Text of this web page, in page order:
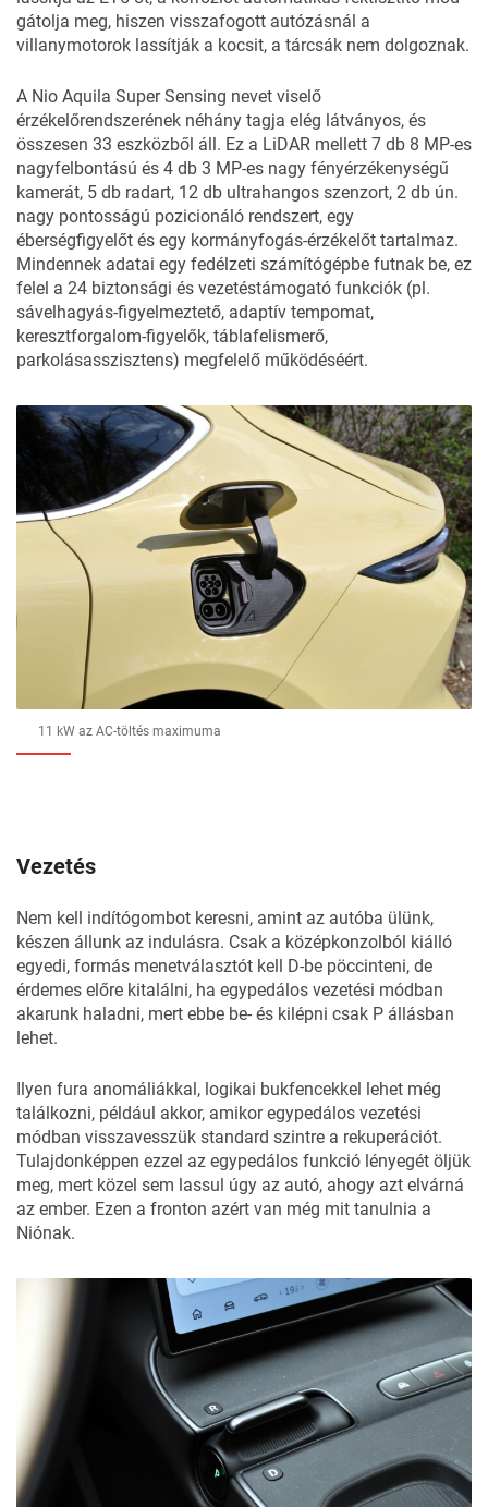
gátolja meg, hiszen visszafogott autózásnál a
villanymotorok lassítják a kocsit, a tárcsák nem dolgoznak.
A Nio Aquila Super Sensing nevet viselő
érzékelőrendszerének néhány tagja elég látványos, és
összesen 33 eszközből áll. Ez a LiDAR mellett 7 db 8 MP-es
nagyfelbontású és 4 db 3 MP-es nagy fényérzékenységű
kamerát, 5 db radart, 12 db ultrahangos szenzort, 2 db ún.
nagy pontosságú pozicionáló rendszert, egy
éberségfigyelőt és egy kormányfogás-érzékelőt tartalmaz.
Mindennek adatai egy fedélzeti számítógépbe futnak be, ez
felel a 24 biztonsági és vezetéstámogató funkciók (pl.
sávelhagyás-figyelmeztető, adaptív tempomat,
keresztforgalom-figyelők, táblafelismerő,
parkolásasszisztens) megfelelő működéséért.
11 kW az AC-töltés maximuma
Vezetés
Nem kell indítógombot keresni, amint az autóba ülünk,
készen állunk az indulásra. Csak a középkonzolból kiálló
egyedi, formás menetválasztót kell D-be pöccinteni, de
érdemes előre kitalálni, ha egypedálos vezetési módban
akarunk haladni, mert ebbe be- és kilépni csak P állásban
lehet.
Ilyen fura anomáliákkal, logikai bukfencekkel lehet még
találkozni, például akkor, amikor egypedálos vezetési
módban visszavesszük standard szintre a rekuperációt.
Tulajdonképpen ezzel az egypedálos funkció lényegét öljük
meg, mert közel sem lassul úgy az autó, ahogy azt elvárná
az ember. Ezen a fronton azért van még mit tanulnia a
Niónak.